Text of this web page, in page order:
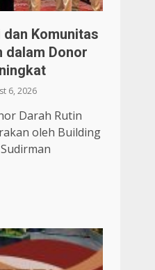
Komunitas
dalam Donor
6, 2026
Darah Rutin
oleh Building